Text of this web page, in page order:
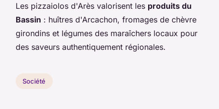
Les pizzaiolos d'Arès valorisent les produits du
Bassin : huîtres d'Arcachon, fromages de chèvre
girondins et légumes des maraîchers locaux pour
des saveurs authentiquement régionales.
Société